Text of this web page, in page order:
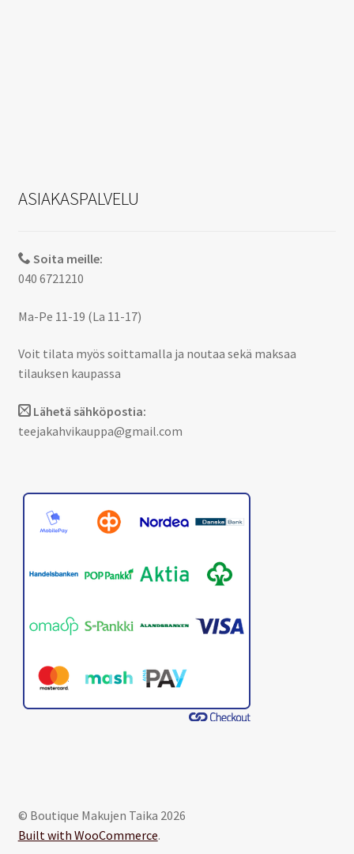
ASIAKASPALVELU
Soita meille:
040 6721210
Ma-Pe 11-19 (La 11-17)
Voit tilata myös soittamalla ja noutaa sekä maksaa
tilauksen kaupassa
Lähetä sähköpostia:
teejakahvikauppa@gmail.com
© Boutique Makujen Taika 2026
Built with WooCommerce.